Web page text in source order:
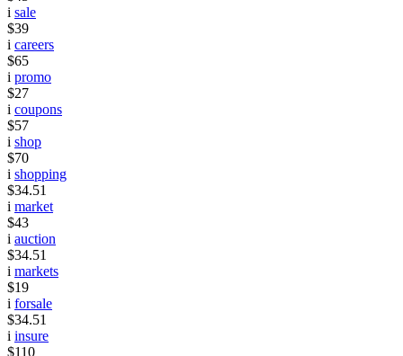
i sale
$39
i careers
$65
i promo
$27
i coupons
$57
i shop
$70
i shopping
$34.51
i market
$43
i auction
$34.51
i markets
$19
i forsale
$34.51
i insure
$110